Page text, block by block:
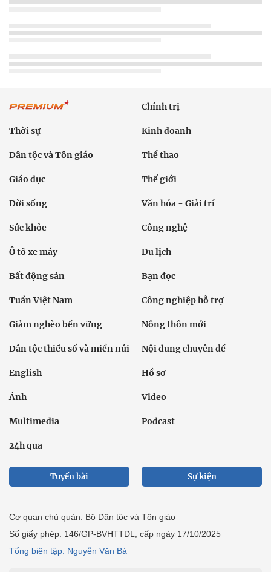
Chính trị
Thời sự Kinh doanh
Dân tộc và Tôn giáo Thể thao
Giáo dục Thế giới
Đời sống Văn hóa - Giải trí
Sức khỏe Công nghệ
Ô tô xe máy Du lịch
Bất động sản Bạn đọc
Tuần Việt Nam Công nghiệp hỗ trợ
Giảm nghèo bền vững Nông thôn mới
Dân tộc thiểu số và miền núi Nội dung chuyên đề
English Hồ sơ
Ảnh Video
Multimedia Podcast
24h qua
Tuyến bài Sự kiện
Cơ quan chủ quản: Bộ Dân tộc và Tôn giáo
Số giấy phép: 146/GP-BVHTTDL, cấp ngày 17/10/2025
Tổng biên tập: Nguyễn Văn Bá